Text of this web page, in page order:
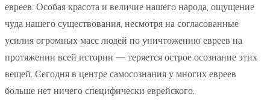
евреев. Особая красота и величие нашего народа, ощущение
чуда нашего существования, несмотря на согласованные
усилия огромных масс людей по уничтожению евреев на
протяжении всей истории — теряется острое осознание этих
вещей. Сегодня в центре самосознания у многих евреев
больше нет ничего специфически еврейского.